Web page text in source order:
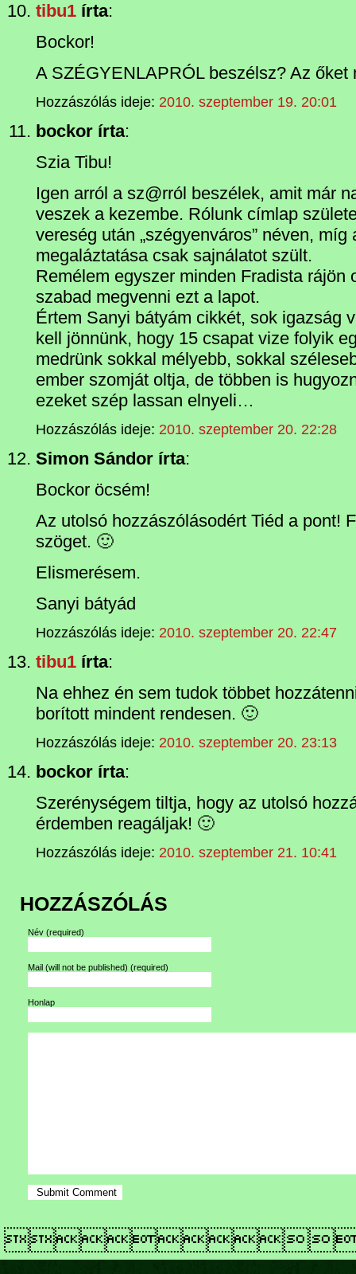
tibu1 írta:
Bockor!
A SZÉGYENLAPRÓL beszélsz? Az
Hozzászólás ideje: 2010. szeptember 19. 20:01
bockor írta:
Szia Tibu!
Igen arról a sz@rról beszélek, amit már
veszek a kezembe. Rólunk címlap
vereség után „szégyenváros” néven, míg
megaláztatása csak sajnálatot szült.
Remélem egyszer minden Fradista rájön
szabad megvenni ezt a lapot.
Értem Sanyi bátyám cikkét, sok igazság
kell jönnünk, hogy 15 csapat vize folyik
medrünk sokkal mélyebb, sokkal
ember szomját oltja, de többen is
ezeket szép lassan elnyeli…
Hozzászólás ideje: 2010. szeptember 20. 22:28
Simon Sándor írta:
Bockor öcsém!
Az utolsó hozzászólásodért Tiéd a pont!
szöget. 🙂
Elismerésem.
Sanyi bátyád
Hozzászólás ideje: 2010. szeptember 20. 22:47
tibu1 írta:
Na ehhez én sem tudok többet
borított mindent rendesen. 🙂
Hozzászólás ideje: 2010. szeptember 20. 23:13
bockor írta:
Szerénységem tiltja, hogy az utolsó
érdemben reagáljak! 🙂
Hozzászólás ideje: 2010. szeptember 21. 10:41
HOZZÁSZÓLÁS
Név (required)
Mail (will not be published) (required)
Honlap